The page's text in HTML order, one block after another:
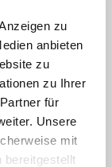
zu
anbieten
zu
zu Ihrer
für
Unsere
mit
bereitgestellt
weiter.
nun
geben.
Kultur
. Die
enorme